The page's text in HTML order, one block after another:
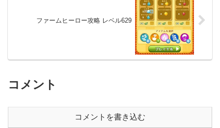
ファームヒーロー攻略 レベル629
コメント
コメントを書き込む